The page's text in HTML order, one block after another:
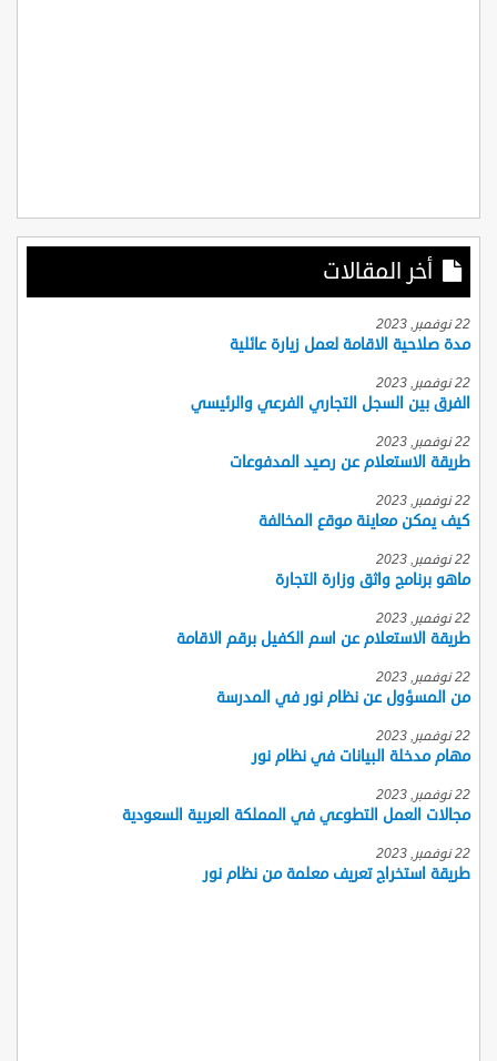
أخر المقالات
22 نوفمبر, 2023
مدة صلاحية الاقامة لعمل زيارة عائلية
22 نوفمبر, 2023
الفرق بين السجل التجاري الفرعي والرئيسي
22 نوفمبر, 2023
طريقة الاستعلام عن رصيد المدفوعات
22 نوفمبر, 2023
كيف يمكن معاينة موقع المخالفة
22 نوفمبر, 2023
ماهو برنامج واثق وزارة التجارة
22 نوفمبر, 2023
طريقة الاستعلام عن اسم الكفيل برقم الاقامة
22 نوفمبر, 2023
من المسؤول عن نظام نور في المدرسة
22 نوفمبر, 2023
مهام مدخلة البيانات في نظام نور
22 نوفمبر, 2023
مجالات العمل التطوعي في المملكة العربية السعودية
22 نوفمبر, 2023
طريقة استخراج تعريف معلمة من نظام نور